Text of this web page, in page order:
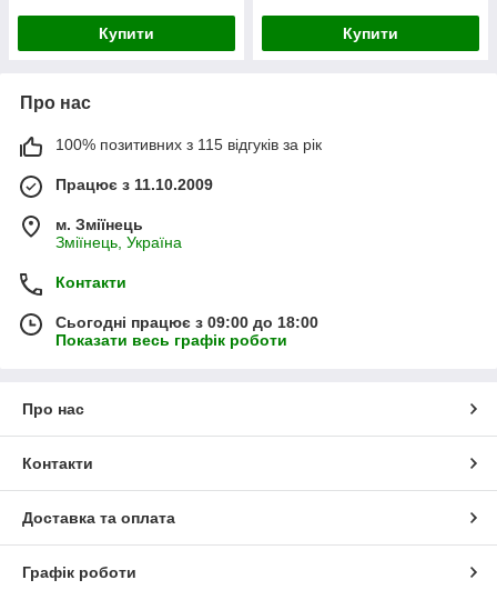
Купити Купити
Про нас
100% позитивних з 115 відгуків за рік
Працює з 11.10.2009
м. Зміїнець
Зміїнець, Україна
Контакти
Сьогодні працює з 09:00 до 18:00
Показати весь графік роботи
Про нас
Контакти
Доставка та оплата
Графік роботи